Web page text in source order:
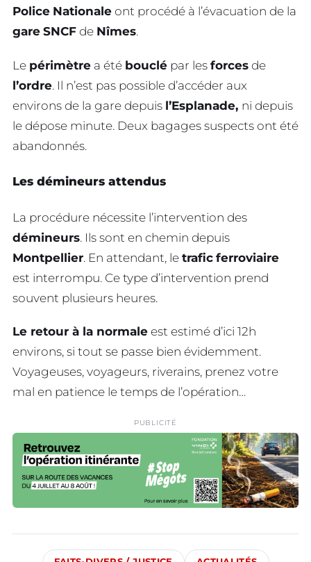
Police Nationale ont procédé à l’évacuation de la
gare SNCF de Nîmes.
Le périmètre a été bouclé par les forces de
l’ordre. Il n’est pas possible d’accéder aux
environs de la gare depuis l’Esplanade, ni depuis
le dépose minute. Deux bagages suspects ont été
abandonnés.
Les démineurs attendus
La procédure nécessite l’intervention des
démineurs. Ils sont en chemin depuis
Montpellier. En attendant, le trafic ferroviaire
est interrompu. Ce type d’intervention prend
souvent plusieurs heures.
Le retour à la normale est estimé d’ici 12h
environs, si tout se passe bien évidemment.
Voyageuses, voyageurs, riverains, prenez votre
mal en patience le temps de l’opération…
PUBLICITÉ